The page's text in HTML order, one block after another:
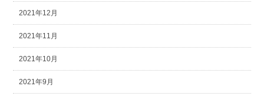
2021年12月
2021年11月
2021年10月
2021年9月